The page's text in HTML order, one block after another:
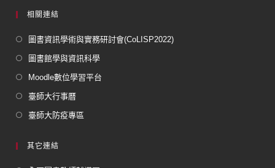
相關連結
圖書資訊學術與實務研討會(CoLISP2022)
圖書館學與資訊科學
Moodle數位學習平台
臺師大行事曆
臺師大防疫專區
其它連結